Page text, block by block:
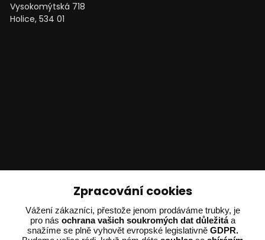
Vysokomýtská 718
Holice, 534 01
Ing. Adam Dvořák
+420 602 234 254
(Po-Pá 8:00 - 15:00)
Zpracování cookies
Vážení zákazníci, přestože jenom prodáváme trubky, je
pro nás ochrana vašich soukromých dat důležitáa
snažíme se plně vyhovět evropské legislativně GDPR.